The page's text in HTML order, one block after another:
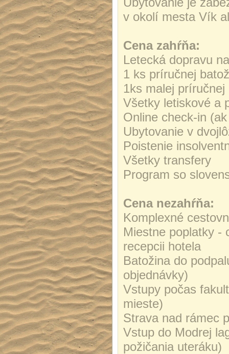
v okolí mesta Vík
Cena zahŕňa:
Letecká dopravu
1 ks príručnej
1ks malej
Všetky letiskové a
Online check-in
Ubytovanie v
Poistenie
Všetky transfery
Program so
Cena nezahŕňa:
Komplexné
Miestne poplatky -
recepcii hotela
Batožina do
objednávky)
Vstupy počas
mieste)
Strava nad rámec
Vstup do Modrej
požičania uteráku)